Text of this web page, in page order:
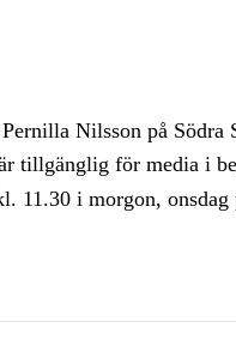
Nilsson på Södra
tillgänglig för media i
11.30 i morgon, onsdag